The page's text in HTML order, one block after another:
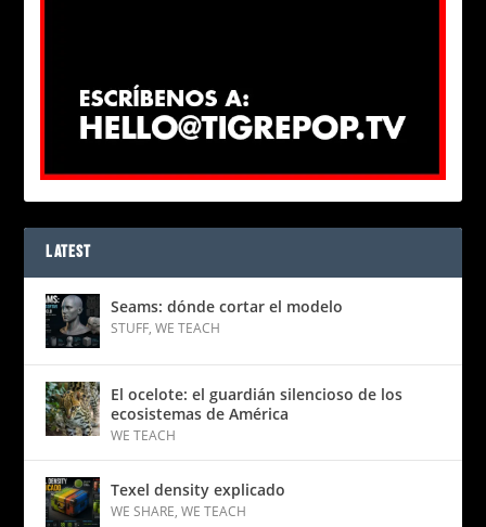
LATEST
Seams: dónde cortar el modelo
STUFF,WE TEACH
El ocelote: el guardián silencioso de los
ecosistemas de América
WE TEACH
Texel density explicado
WE SHARE,WE TEACH